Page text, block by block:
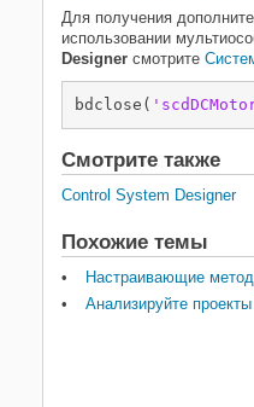
Для получения
использовании
Designer смотрите
bdclose(
Смотрите также
Control System Designer
Похожие темы
Настраивающие
Анализируйте